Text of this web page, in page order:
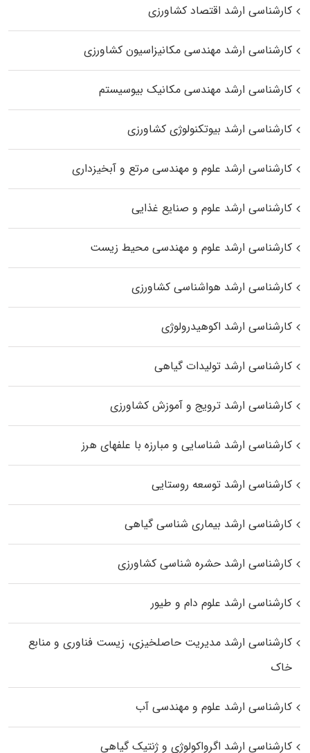
کارشناسی ارشد اقتصاد کشاورزی
کارشناسی ارشد مهندسی مکانیزاسیون کشاورزی
کارشناسی ارشد مهندسی مکانیک بیوسیستم
کارشناسی ارشد بیوتکنولوژی کشاورزی
کارشناسی ارشد علوم و مهندسی مرتع و آبخیزداری
کارشناسی ارشد علوم و صنایع غذایی
کارشناسی ارشد علوم و مهندسی محیط زیست
کارشناسی ارشد هواشناسی کشاورزی
کارشناسی ارشد اکوهیدرولوژی
کارشناسی ارشد تولیدات گیاهی
کارشناسی ارشد ترویج و آموزش کشاورزی
کارشناسی ارشد شناسایی و مبارزه با علفهای هرز
کارشناسی ارشد توسعه روستایی
کارشناسی ارشد بیماری‌ شناسی گیاهی
کارشناسی ارشد حشره‌ شناسی کشاورزی
کارشناسی ارشد علوم دام و طیور
کارشناسی ارشد مدیریت حاصلخیزی، زیست فناوری و منابع
خاک
کارشناسی ارشد علوم و مهندسی آب
کارشناسی ارشد اگرواکولوژی و ژنتیک گیاهی